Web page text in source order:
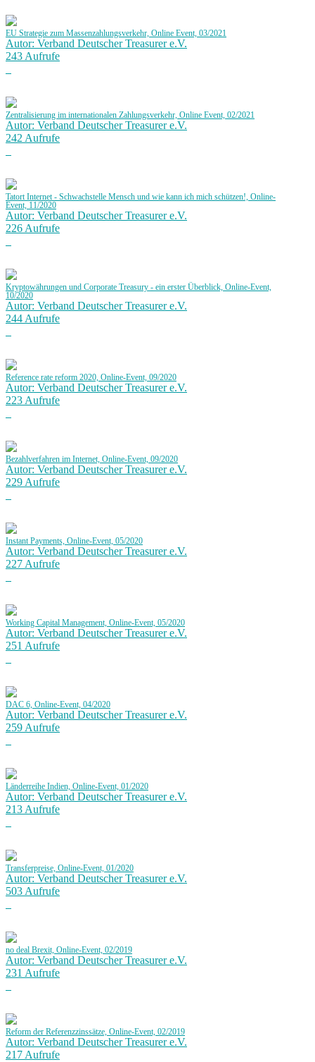
EU Strategie zum Massenzahlungsverkehr, Online Event, 03/2021
Autor: Verband Deutscher Treasurer e.V.
243 Aufrufe
Zentralisierung im internationalen Zahlungsverkehr, Online Event, 02/2021
Autor: Verband Deutscher Treasurer e.V.
242 Aufrufe
Tatort Internet - Schwachstelle Mensch und wie kann ich mich schützen!, Online-
Event, 11/2020
Autor: Verband Deutscher Treasurer e.V.
226 Aufrufe
Kryptowährungen und Corporate Treasury - ein erster Überblick, Online-Event,
10/2020
Autor: Verband Deutscher Treasurer e.V.
244 Aufrufe
Reference rate reform 2020, Online-Event, 09/2020
Autor: Verband Deutscher Treasurer e.V.
223 Aufrufe
Bezahlverfahren im Internet, Online-Event, 09/2020
Autor: Verband Deutscher Treasurer e.V.
229 Aufrufe
Instant Payments, Online-Event, 05/2020
Autor: Verband Deutscher Treasurer e.V.
227 Aufrufe
Working Capital Management, Online-Event, 05/2020
Autor: Verband Deutscher Treasurer e.V.
251 Aufrufe
DAC 6, Online-Event, 04/2020
Autor: Verband Deutscher Treasurer e.V.
259 Aufrufe
Länderreihe Indien, Online-Event, 01/2020
Autor: Verband Deutscher Treasurer e.V.
213 Aufrufe
Transferpreise, Online-Event, 01/2020
Autor: Verband Deutscher Treasurer e.V.
503 Aufrufe
no deal Brexit, Online-Event, 02/2019
Autor: Verband Deutscher Treasurer e.V.
231 Aufrufe
Reform der Referenzzinssätze, Online-Event, 02/2019
Autor: Verband Deutscher Treasurer e.V.
217 Aufrufe